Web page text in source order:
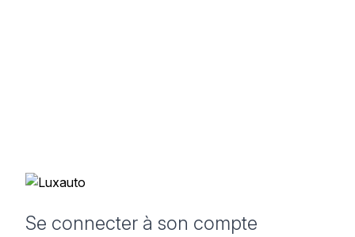
Se connecter à son compte